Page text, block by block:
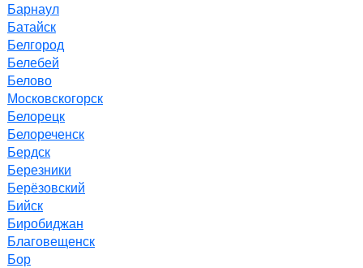
Барнаул
Батайск
Белгород
Белебей
Белово
Московскогорск
Белорецк
Белореченск
Бердск
Березники
Берёзовский
Бийск
Биробиджан
Благовещенск
Бор